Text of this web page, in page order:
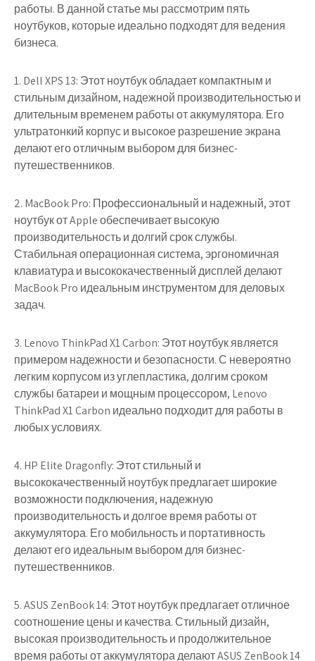
работы. В данной статье мы рассмотрим пять
ноутбуков, которые идеально подходят для ведения
бизнеса.
1. Dell XPS 13: Этот ноутбук обладает компактным и
стильным дизайном, надежной производительностью и
длительным временем работы от аккумулятора. Его
ультратонкий корпус и высокое разрешение экрана
делают его отличным выбором для бизнес-
путешественников.
2. MacBook Pro: Профессиональный и надежный, этот
ноутбук от Apple обеспечивает высокую
производительность и долгий срок службы.
Стабильная операционная система, эргономичная
клавиатура и высококачественный дисплей делают
MacBook Pro идеальным инструментом для деловых
задач.
3. Lenovo ThinkPad X1 Carbon: Этот ноутбук является
примером надежности и безопасности. С невероятно
легким корпусом из углепластика, долгим сроком
службы батареи и мощным процессором, Lenovo
ThinkPad X1 Carbon идеально подходит для работы в
любых условиях.
4. HP Elite Dragonfly: Этот стильный и
высококачественный ноутбук предлагает широкие
возможности подключения, надежную
производительность и долгое время работы от
аккумулятора. Его мобильность и портативность
делают его идеальным выбором для бизнес-
путешественников.
5. ASUS ZenBook 14: Этот ноутбук предлагает отличное
соотношение цены и качества. Стильный дизайн,
высокая производительность и продолжительное
время работы от аккумулятора делают ASUS ZenBook 14